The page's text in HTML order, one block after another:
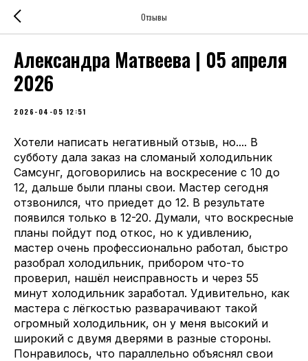
Отзывы
Александра Матвеева | 05 апреля
2026
2026-04-05 12:51
Хотели написать негативный отзыв, но.... В
субботу дала заказ на сломаный холодильник
Самсунг, договорились на воскресение с 10 до
12, дальше были планы свои. Мастер сегодня
отзвонился, что приедет до 12. В результате
появился только в 12-20. Думали, что воскресные
планы пойдут под откос, но к удивлению,
мастер очень профессионально работал, быстро
разобрал холодильник, прибором что-то
проверил, нашёл неисправность и через 55
минут холодильник заработал. Удивительно, как
мастера с лёгкостью разварачивают такой
огромный холодильник, он у меня высокий и
широкий с двумя дверями в разные стороны.
Понравилось, что параллельно объяснял свои